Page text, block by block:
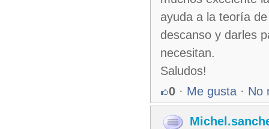
ayuda a la teoría
descanso y darles
necesitan.
Saludos!
0 · Me gusta · No